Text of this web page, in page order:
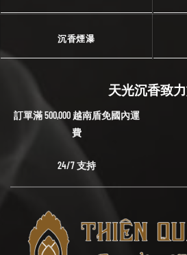
沉香煙瀑
天光沉香致
訂單滿 500,000 越南盾免國內運
費
24/7 支持